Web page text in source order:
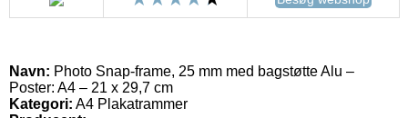
Navn: Photo Snap-frame, 25 mm med bagstøtte Alu –
Poster: A4 – 21 x 29,7 cm
Kategori: A4 Plakatrammer